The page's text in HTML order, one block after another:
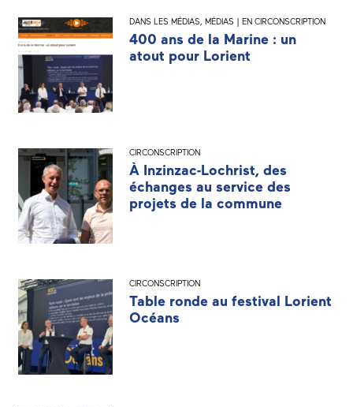
DANS LES MÉDIAS, MÉDIAS | EN CIRCONSCRIPTION
400 ans de la Marine : un
atout pour Lorient
CIRCONSCRIPTION
À Inzinzac-Lochrist, des
échanges au service des
projets de la commune
CIRCONSCRIPTION
Table ronde au festival Lorient
Océans